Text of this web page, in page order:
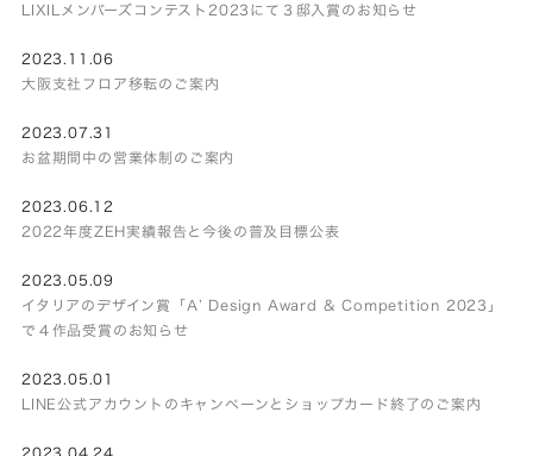
LIXILメンバーズコンテスト2023にて３邸入賞のお知らせ
2023.11.06
大阪支社フロア移転のご案内
2023.07.31
お盆期間中の営業体制のご案内
2023.06.12
2022年度ZEH実績報告と今後の普及目標公表
2023.05.09
イタリアのデザイン賞「A’ Design Award & Competition 2023」
で４作品受賞のお知らせ
2023.05.01
LINE公式アカウントのキャンペーンとショップカード終了のご案内
2023.04.24